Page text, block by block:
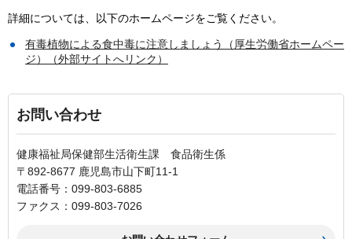
詳細については、以下のホームページをご覧ください。
有毒植物による食中毒に注意しましょう（厚生労働省ホームペー
ジ）（外部サイトへリンク）
お問い合わせ
健康福祉局保健部生活衛生課 食品衛生係
〒892-8677 鹿児島市山下町11-1
電話番号：099-803-6885
ファクス：099-803-7026